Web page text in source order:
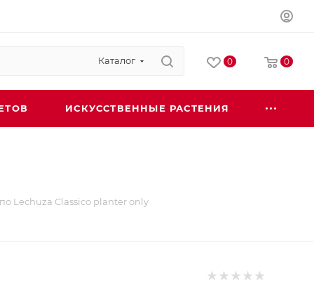
Каталог 0 0
ИСКУССТВЕННЫЕ РАСТЕНИЯ
Lechuza Classico planter only